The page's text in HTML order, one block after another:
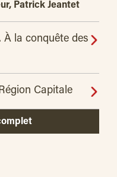
Patrick Jeantet
la conquête des
Capitale